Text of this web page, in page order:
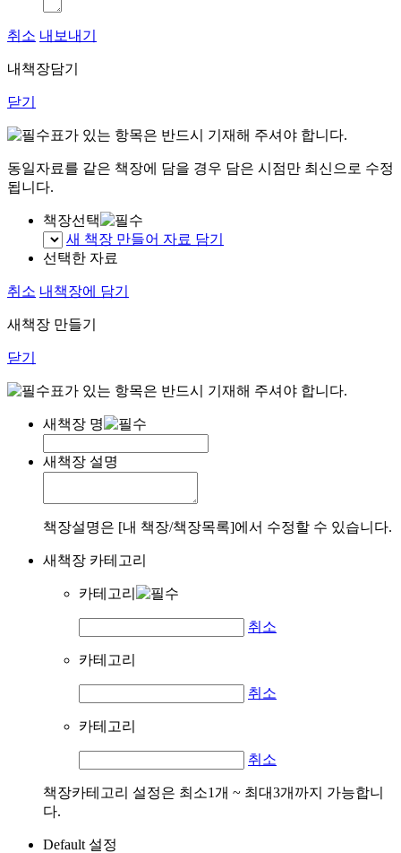
취소 내보내기
내책장담기
닫기
표가 있는 항목은 반드시 기재해 주셔야 합니다.
동일자료를 같은 책장에 담을 경우 담은 시점만 최신으로 수정
됩니다.
책장선택
새 책장 만들어 자료 담기
선택한 자료
취소 내책장에 담기
새책장 만들기
닫기
표가 있는 항목은 반드시 기재해 주셔야 합니다.
새책장 명
새책장 설명
책장설명은 [내 책장/책장목록]에서 수정할 수 있습니다.
새책장 카테고리
카테고리
취소
카테고리
취소
카테고리
취소
책장카테고리 설정은 최소1개 ~ 최대3개까지 가능합니
다.
Default 설정